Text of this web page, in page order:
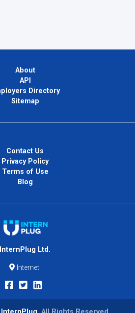
About
API
Directory
Sitemap
Contact Us
Privacy Policy
Terms of Use
Blog
InternPlug Ltd.
Internet.